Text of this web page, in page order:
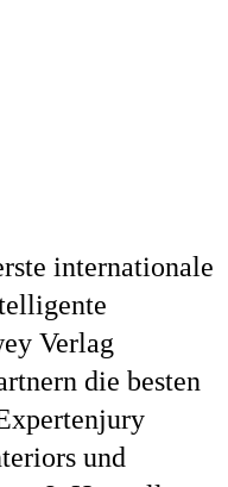
internationale
Verlag
die besten
und